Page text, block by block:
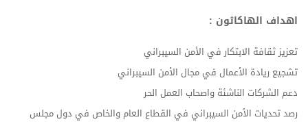
اهداف الهاكاثون :
تعزيز ثقافة الابتكار في الأمن السيبراني
تشجيع ريادة الأعمال في مجال الأمن السيبراني
دعم الشركات الناشئة واصحاب العمل الحر
رصد تحديات الأمن السيبراني في القطاع العام والخاص في دول مجلس